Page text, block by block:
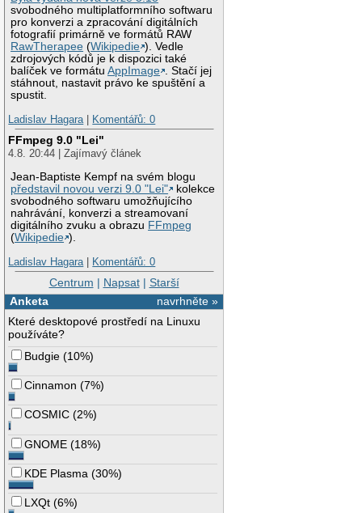
svobodného multiplatformního softwaru
pro konverzi a zpracování digitálních
fotografií primárně ve formátů RAW
RawTherapee (Wikipedie ). Vedle
zdrojových kódů je k dispozici také
balíček ve formátuAppImage
. Stačí jej
stáhnout, nastavit právo ke spuštění a
spustit.
Ladislav Hagara | Komentářů: 0
FFmpeg 9.0 "Lei"
4.8. 20:44 | Zajímavý článek
Jean-Baptiste Kempf na svém blogu
představil novou verzi 9.0 "Lei"
kolekce
svobodného softwaru umožňujícího
nahrávání, konverzi a streamovaní
digitálního zvuku a obrazu FFmpeg
(Wikipedie ).
Ladislav Hagara | Komentářů: 0
Centrum | Napsat| Starší
navrhněte »
Anketa
Které desktopové prostředí na Linuxu
používáte?
Budgie (10%)
Cinnamon (7%)
COSMIC (2%)
GNOME (18%)
KDE Plasma (30%)
LXQt (6%)